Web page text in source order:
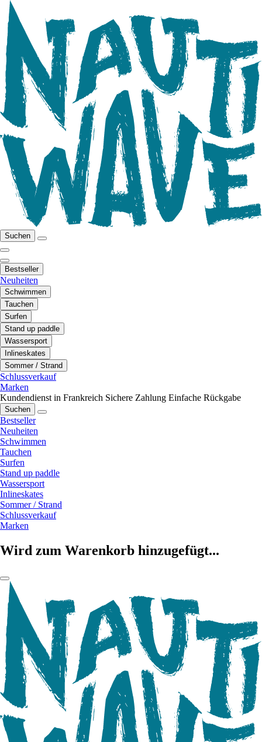
Suchen
Bestseller
Neuheiten
Schwimmen
Tauchen
Surfen
Stand up paddle
Wassersport
Inlineskates
Sommer / Strand
Schlussverkauf
Marken
Kundendienst in Frankreich Sichere Zahlung Einfache Rückgabe
Suchen
Bestseller
Neuheiten
Schwimmen
Tauchen
Surfen
Stand up paddle
Wassersport
Inlineskates
Sommer / Strand
Schlussverkauf
Marken
Wird zum Warenkorb hinzugefügt...